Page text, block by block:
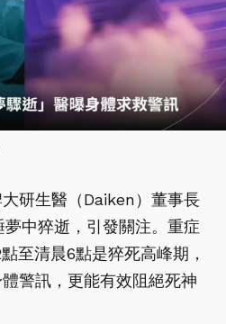
研生醫（Daiken）董事長
中猝逝，引發關注。重症
至清晨6點是猝死高峰期，
警訊，更能有效阻絕死神